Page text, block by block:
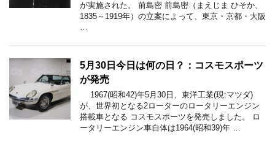
が実施された。 前島密 前島密（まえじま ひそか、
1835～1919年）の立案によって、東京・京都・大阪
…
5月30日今日は何の日？：コスモスポーツ
が発売
1967(昭和42)年5月30日、東洋工業(現:マツダ)
が、世界初となる2ローターのロータリーエンジン
搭載車となる コスモスポーツを発売しました。 ロ
ータリーエンジン車自体は1964(昭和39)年 …